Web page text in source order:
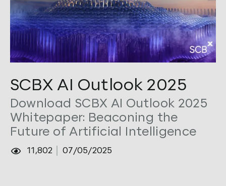
SCBX AI Outlook 2025
Download SCBX AI Outlook 2025
Whitepaper: Beaconing the
Future of Artificial Intelligence
11,802 07/05/2025